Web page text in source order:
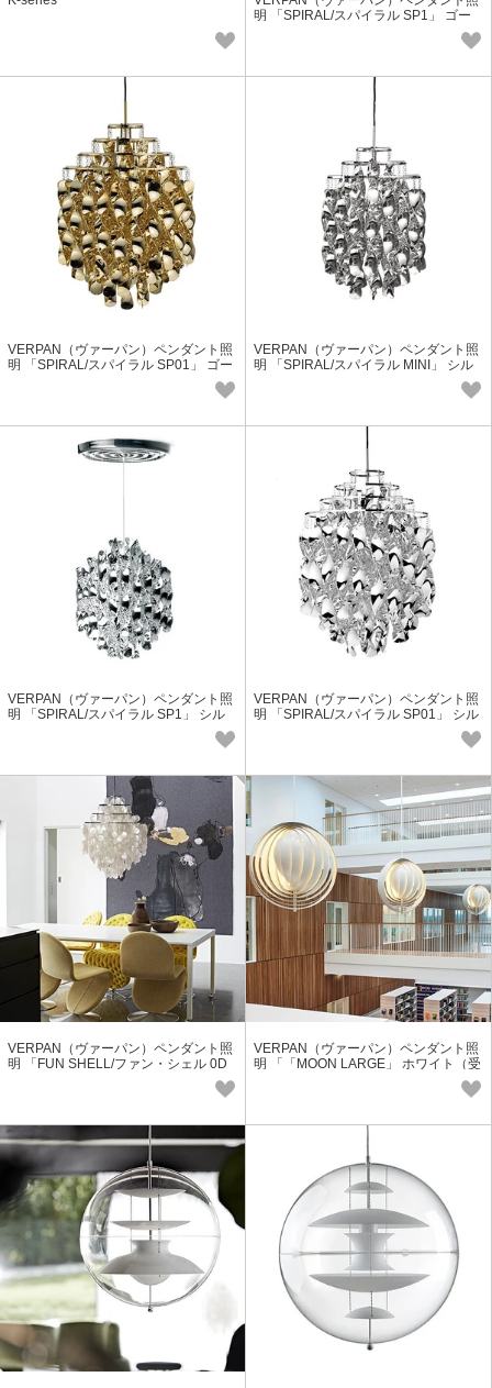
明 「SPIRAL/スパイラル SP1」 ゴー
VERPAN（ヴァーパン）ペンダント照
明 「SPIRAL/スパイラル SP01」 ゴー
VERPAN（ヴァーパン）ペンダント照
明 「SPIRAL/スパイラル MINI」 シル
VERPAN（ヴァーパン）ペンダント照
明 「SPIRAL/スパイラル SP1」 シル
VERPAN（ヴァーパン）ペンダント照
明 「SPIRAL/スパイラル SP01」 シル
VERPAN（ヴァーパン）ペンダント照
明 「FUN SHELL/ファン・シェル 0D
VERPAN（ヴァーパン）ペンダント照
明 「「MOON LARGE」 ホワイト（受